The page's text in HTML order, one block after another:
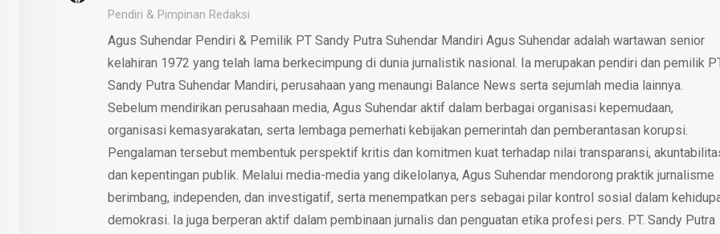
Pendiri & Pimpinan Redaksi
Agus Suhendar Pendiri & Pemilik PT Sandy Putra Suhendar Mandiri Agus Suhendar adalah wartawan senior
kelahiran 1972 yang telah lama berkecimpung di dunia jurnalistik nasional. Ia merupakan pendiri dan pemilik
Sandy Putra Suhendar Mandiri, perusahaan yang menaungi Balance News serta sejumlah media lainnya.
Sebelum mendirikan perusahaan media, Agus Suhendar aktif dalam berbagai organisasi kepemudaan,
organisasi kemasyarakatan, serta lembaga pemerhati kebijakan pemerintah dan pemberantasan korupsi.
Pengalaman tersebut membentuk perspektif kritis dan komitmen kuat terhadap nilai transparansi,
dan kepentingan publik. Melalui media-media yang dikelolanya, Agus Suhendar mendorong praktik jurnalisme
berimbang, independen, dan investigatif, serta menempatkan pers sebagai pilar kontrol sosial dalam
demokrasi. Ia juga berperan aktif dalam pembinaan jurnalis dan penguatan etika profesi pers. PT. Sandy Putra